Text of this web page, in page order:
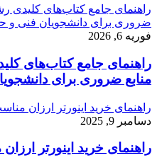
راهنمای جامع کتاب‌های کلیدی
ضروری برای دانشجویان فنی و
فوریه 6, 2026
راهنمای جامع کتاب‌های
منابع ضروری برای
راهنمای خرید اینورتر ارزان
دسامبر 9, 2025
راهنمای خرید اینورتر